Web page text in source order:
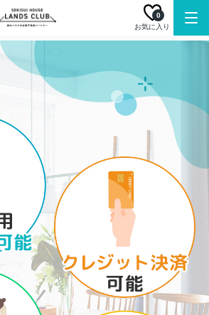
お気に入り
0